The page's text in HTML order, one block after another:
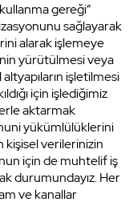
gereği”
sağlayarak
alarak işlemeye
yürütülmesi veya
işletilmesi
için işlediğimiz
aktarmak
yükümlülüklerini
verilerinizin
için de muhtelif iş
durumundayız. Her
ve kanallar